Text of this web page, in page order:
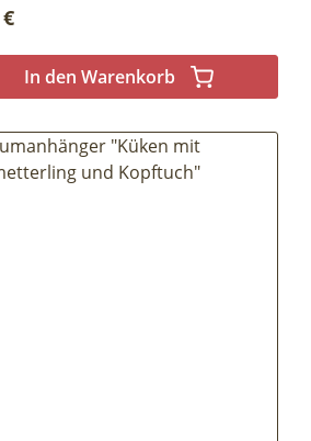
Preis:
In den Warenkorb